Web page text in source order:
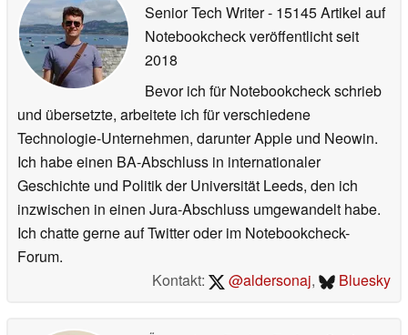
Senior Tech Writer- 15145 Artikel auf
Notebookcheck veröffentlichtseit
2018
Bevor ich für Notebookcheck schrieb
und übersetzte, arbeitete ich für verschiedene
Technologie-Unternehmen, darunter Apple und Neowin.
Ich habe einen BA-Abschluss in internationaler
Geschichte und Politik der Universität Leeds, den ich
inzwischen in einen Jura-Abschluss umgewandelt habe.
Ich chatte gerne auf Twitter oder im Notebookcheck-
Forum.
Kontakt:
@aldersonaj, Bluesky